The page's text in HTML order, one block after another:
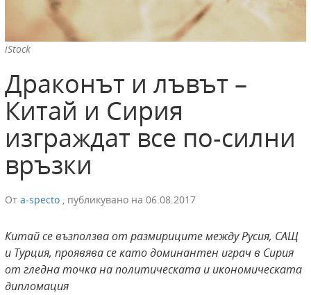
iStock
Драконът и лъвът –
Китай и Сирия
изграждат все по-силни
връзки
От a-specto , публикувано на 06.08.2017
Китай се възползва от размириците между Русия, САЩ
и Турция, проявява се като доминантен играч в Сирия
от гледна точка на политическата и икономическата
дипломация